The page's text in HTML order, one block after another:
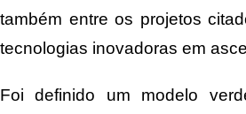
também entre os projetos
tecnologias inovadoras em
Foi definido um modelo